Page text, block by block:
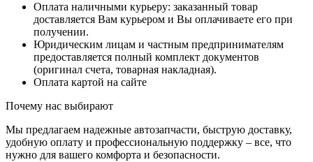
Оплата наличными курьеру: заказанный товар
доставляется Вам курьером и Вы оплачиваете его при
получении.
Юридическим лицам и частным предпринимателям
предоставляется полный комплект документов
(оригинал счета, товарная накладная).
Оплата картой на сайте
Почему нас выбирают
Мы предлагаем надежные автозапчасти, быструю доставку,
удобную оплату и профессиональную поддержку – все, что
нужно для вашего комфорта и безопасности.